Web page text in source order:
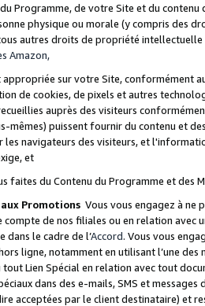
Programme, de votre Site et du
physique ou morale (y compris des
autres droits de propriété
Amazon,
sur votre Site, conformément
de cookies, de pixels et autres
auprès des visiteurs
mêmes) puissent fournir du contenu et
les navigateurs des visiteurs, et
et
faites du Contenu du Programme et des
Promotions Vous vous engagez à ne
de nos filiales ou en relation avec
dans le cadre de l’Accord. Vous vous
ligne, notamment en utilisant l’une
tout Lien Spécial en relation avec tout
dans des e-mails, SMS et
acceptées par le client destinataire) et